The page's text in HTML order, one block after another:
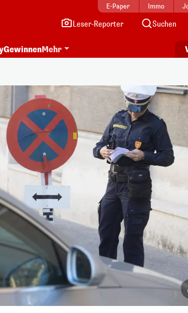
E-Paper Immo
Leser-Reporter Suchen
GewinnenMehr